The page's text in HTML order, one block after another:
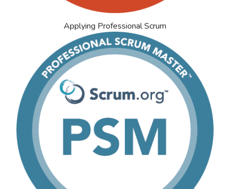
Applying Professional Scrum